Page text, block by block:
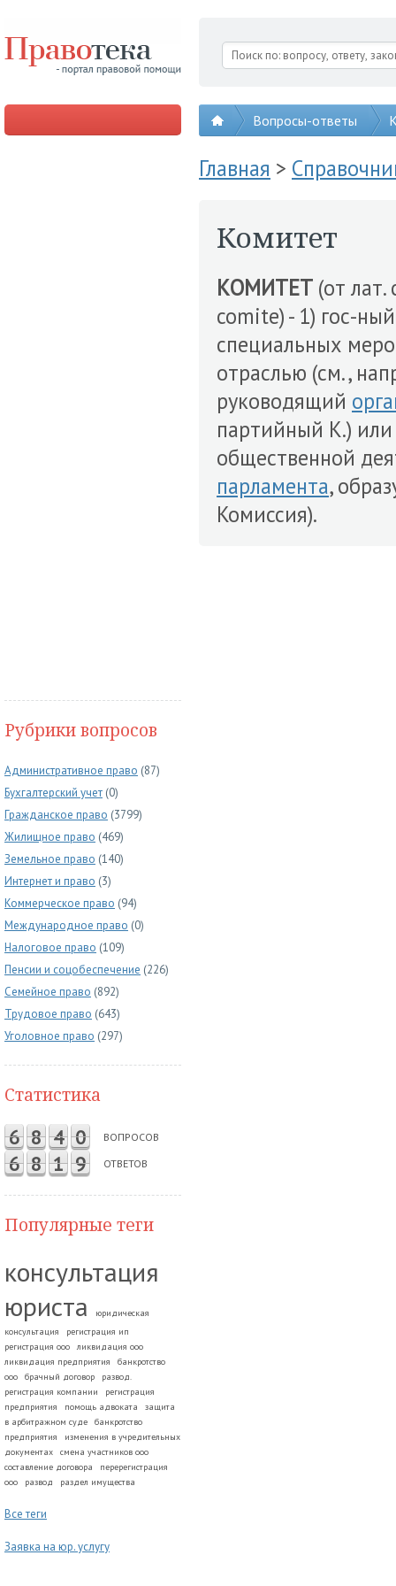
Вопросы-ответы
Рубрики вопросов
Административное право (87)
Бухгалтерский учет (0)
Гражданское право (3799)
Жилищное право (469)
Земельное право (140)
Интернет и право (3)
Коммерческое право (94)
Международное право (0)
Налоговое право (109)
Пенсии и соцобеспечение (226)
Семейное право (892)
Трудовое право (643)
Уголовное право (297)
Статистика
6 8 4 0 ВОПРОСОВ
6 8 1 9 ОТВЕТОВ
Популярные теги
консультация
юриста
юридическая
консультация
регистрация ип
регистрация ооо
ликвидация ооо
ликвидация предприятия
банкротство
ооо
брачный договор
развод.
регистрация компании
регистрация
предприятия
помощь адвоката
защита
в арбитражном суде
банкротство
предприятия
изменения в учредительных
документах
смена участников ооо
составление договора
перерегистрация
ооо
развод раздел имущества
Все теги
Заявка на юр. услугу
Главная >
Комитет
КОМИТЕТ (от
comite) - 1) гос-
специальных
отраслью (см.,
руководящий
партийный К.)
общественной
парламента,
Комиссия).